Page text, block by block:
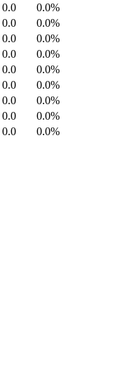
0.0
0.0%
0.0
0.0%
0.0
0.0%
0.0
0.0%
0.0
0.0%
0.0
0.0%
0.0
0.0%
0.0
0.0%
0.0
0.0%